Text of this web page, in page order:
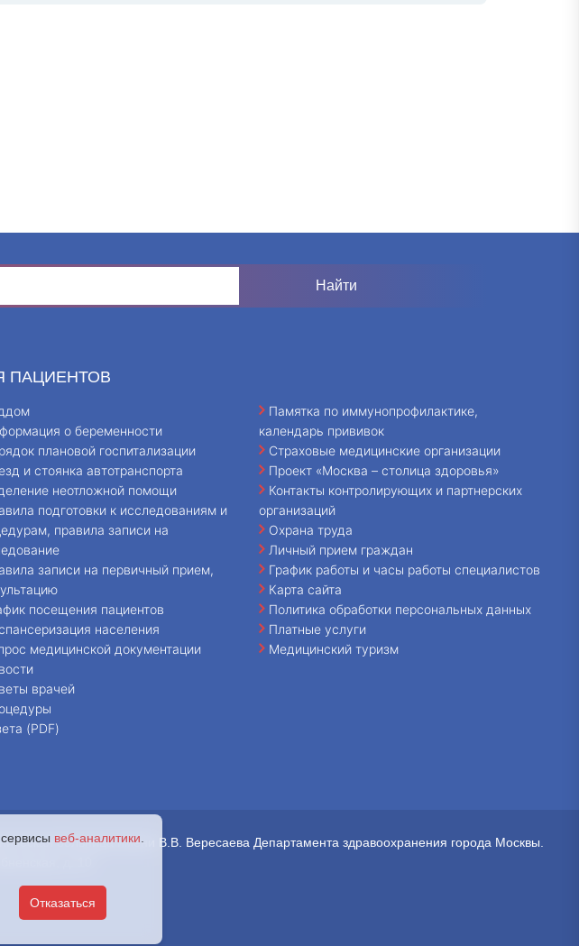
ПАЦИЕНТОВ
о беременности
плановой госпитализации
и стоянка автотранспорта
неотложной помощи
подготовки к исследованиям и
правила записи на
записи на первичный прием,
посещения пациентов
населения
медицинской документации
врачей
(PDF)
Памятка по иммунопрофилактике,
календарь прививок
Страховые медицинские организации
Проект «Москва – столица здоровья»
Контакты контролирующих и партнерских
организаций
Охрана труда
Личный прием граждан
График работы и часы работы специалистов
Карта сайта
Политика обработки персональных данных
Платные услуги
Медицинский туризм
больница имени В.В. Вересаева Департамента здравоохранения города Москвы.
веб-аналитики
Отказаться